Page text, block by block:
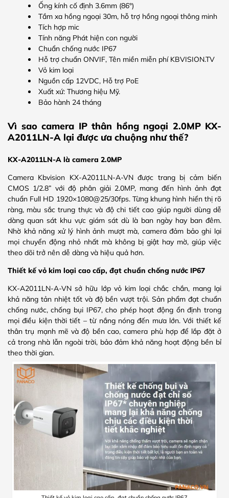
Ống kính cố định 3.6mm (86°)
Tầm xa hồng ngoại 30m, hỗ trợ hồng ngoại thông minh
Tích hợp mic
Tính năng Phát hiện con người
Chuẩn chống nước IP67
Hỗ trợ chuẩn ONVIF, Tên miền miễn phí KBVISION.TV
Vỏ kim loại
Nguồn cấp 12VDC, Hỗ trợ PoE
Xuất xứ: Thương hiệu Mỹ.
Bảo hành 24 tháng
Vì sao camera IP thân hồng ngoại 2.0MP KX-
A2011LN-A lại được ưa chuộng như thế?
KX-A2011LN-A là camera 2.0MP
Camera Kbvision KX-A2011LN-A-VN được trang bị cảm biến
CMOS 1/2.8” với độ phân giải 2.0MP, mang đến hình ảnh đạt
chuẩn Full HD 1920×1080@25/30fps. Từng khung hình hiển thị rõ
ràng, màu sắc trung thực và độ chi tiết cao giúp người dùng dễ
dàng quan sát khu vực giám sát dù là ban ngày hay ban đêm.
Nhờ khả năng xử lý hình ảnh mượt mà, camera đảm bảo ghi lại
mọi chuyển động nhỏ nhất mà không bị giật hay mờ, giúp việc
theo dõi trở nên dễ dàng và hiệu quả hơn.
Thiết kế vỏ kim loại cao cấp, đạt chuẩn chống nước IP67
KX-A2011LN-A-VN sở hữu lớp vỏ kim loại chắc chắn, mang lại
khả năng tản nhiệt tốt và độ bền vượt trội. Sản phẩm đạt chuẩn
chống nước, chống bụi IP67, cho phép hoạt động ổn định trong
mọi điều kiện thời tiết – từ nắng nóng đến mưa lớn. Với thiết kế
thân trụ mạnh mẽ và độ bền cao, camera phù hợp để lắp đặt ở
cả trong nhà lẫn ngoài trời, bảo đảm khả năng hoạt động bền bỉ
theo thời gian.